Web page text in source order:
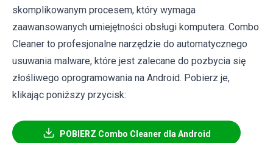
skomplikowanym procesem, który wymaga
zaawansowanych umiejętności obsługi komputera. Combo
Cleaner to profesjonalne narzędzie do automatycznego
usuwania malware, które jest zalecane do pozbycia się
złośliwego oprogramowania na Android. Pobierz je,
klikając poniższy przycisk:
POBIERZ Combo Cleaner dla Android